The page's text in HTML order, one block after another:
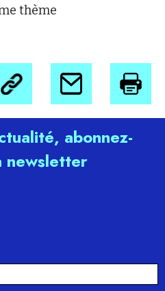
thème
abonnez-
newsletter